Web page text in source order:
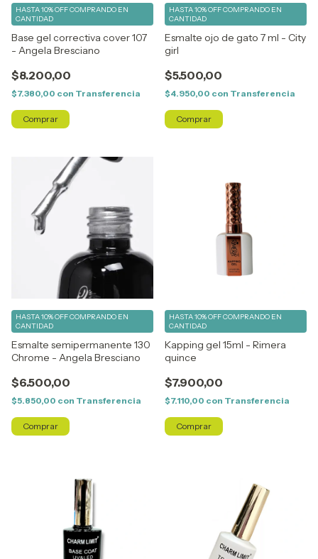
Base gel correctiva cover 107
- Angela Bresciano
$8.200,00
HASTA 10% OFFCOMPRANDO EN
CANTIDAD
$7.380,00 con Transferencia
Esmalte ojo de gato 7 ml - City
girl
$5.500,00
HASTA 10% OFFCOMPRANDO EN
CANTIDAD
$4.950,00 con Transferencia
Esmalte semipermanente 130
Chrome - Angela Bresciano
$6.500,00
HASTA 10% OFFCOMPRANDO EN
CANTIDAD
$5.850,00 con Transferencia
Kapping gel 15ml - Rimera
quince
$7.900,00
HASTA 10% OFFCOMPRANDO EN
CANTIDAD
$7.110,00 con Transferencia